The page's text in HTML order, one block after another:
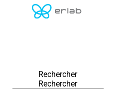
Rechercher
Rechercher